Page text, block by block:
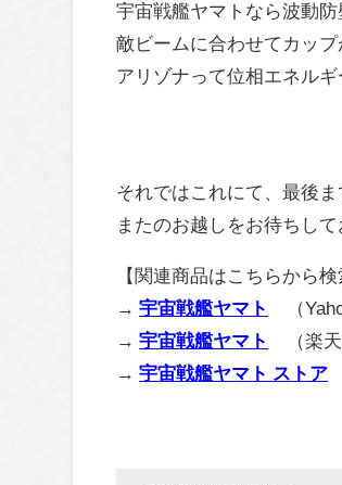
宇宙戦艦ヤマトなら波動
敵ビームに合わせてカッ
アリゾナって位相エネル
それではこれにて、最後
またのお越しをお待ちして
【関連商品はこちらから
→宇宙戦艦ヤマト
（
→宇宙戦艦ヤマト
（楽天
→宇宙戦艦ヤマト ストア